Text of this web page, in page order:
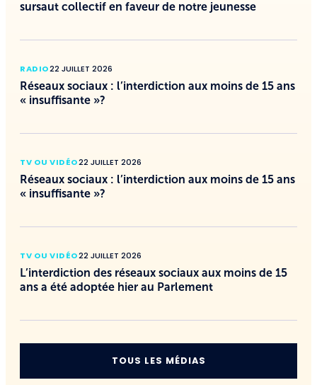
sursaut collectif en faveur de notre jeunesse
RADIO22 JUILLET 2026
Réseaux sociaux : l’interdiction aux moins de 15 ans
« insuffisante »?
TV OU VIDÉO22 JUILLET 2026
Réseaux sociaux : l’interdiction aux moins de 15 ans
« insuffisante »?
TV OU VIDÉO22 JUILLET 2026
L’interdiction des réseaux sociaux aux moins de 15
ans a été adoptée hier au Parlement
TOUS LES MÉDIAS